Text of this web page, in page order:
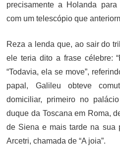
precisamente a Holanda
com um telescópio que
Reza a lenda que, ao sair do
ele teria dito a frase célebre:
“Todavia, ela se move”,
papal, Galileu obteve
domiciliar, primeiro no
duque da Toscana em Roma,
de Siena e mais tarde na sua
Arcetri, chamada de “A joia”.